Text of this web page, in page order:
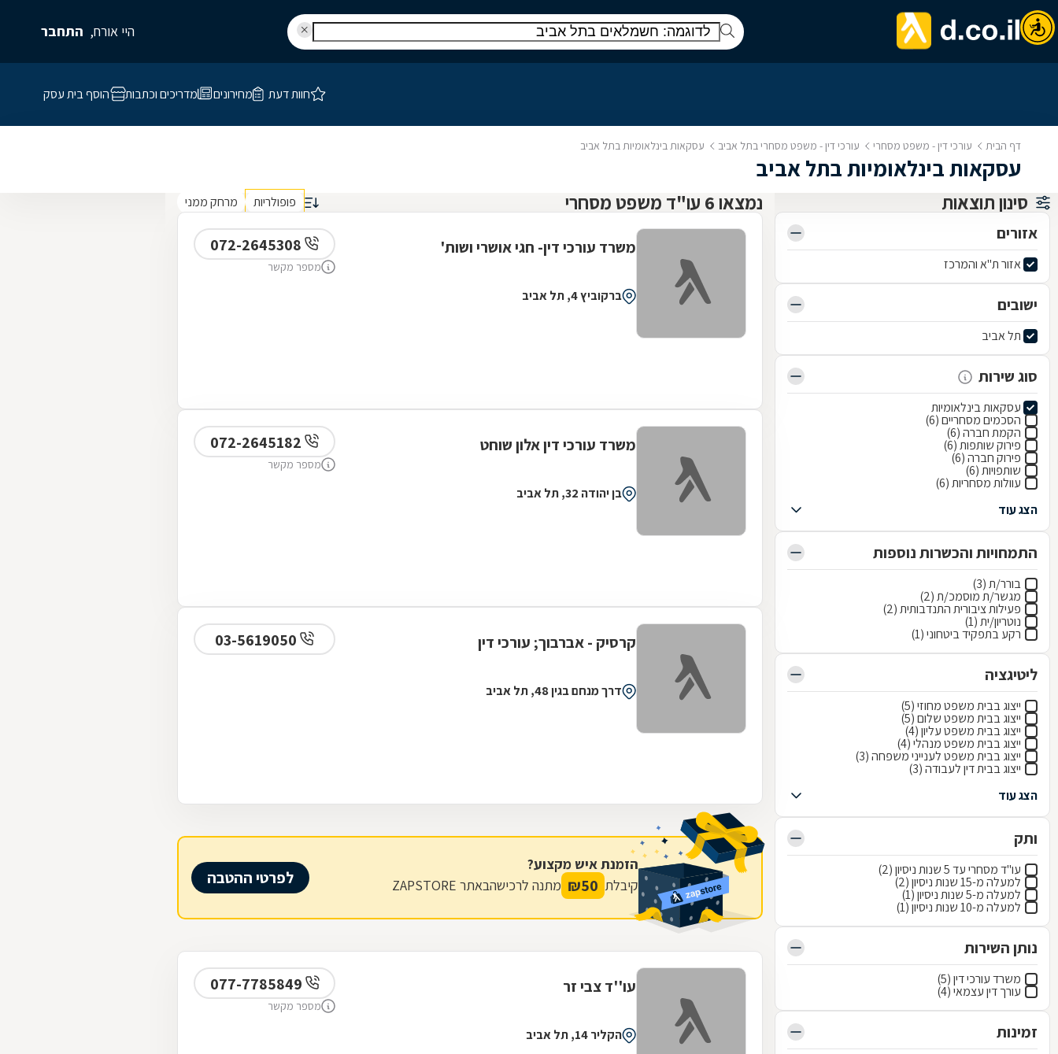
היי אורח, התחבר
חוות דעת מחירונים מדריכים וכתבות הוסף בית עסק
דף הבית עורכי דין - משפט מסחרי עורכי דין - משפט מסחרי בתל אביב עסקאות בינלאומיות בתל אביב
עסקאות בינלאומיות בתל אביב
סינון תוצאות
אזורים
אזור ת"א והמרכז
ישובים
תל אביב
סוג שירות
עסקאות בינלאומיות
הסכמים מסחריים (6)
הקמת חברה (6)
פירוק שותפות (6)
פירוק חברה (6)
שותפויות (6)
עוולות מסחריות (6)
הצג עוד
התמחויות והכשרות נוספות
בורר/ת (3)
מגשר/ת מוסמכ/ת (2)
פעילות ציבורית התנדבותית (2)
נוטריון/ית (1)
רקע בתפקיד ביטחוני (1)
ליטיגציה
ייצוג בבית משפט מחוזי (5)
ייצוג בבית משפט שלום (5)
ייצוג בבית משפט עליון (4)
ייצוג בבית משפט מנהלי (4)
ייצוג בבית משפט לענייני משפחה (3)
ייצוג בבית דין לעבודה (3)
הצג עוד
ותק
עו"ד מסחרי עד 5 שנות ניסיון (2)
למעלה מ-15 שנות ניסיון (2)
למעלה מ-5 שנות ניסיון (1)
למעלה מ-10 שנות ניסיון (1)
נותן השירות
משרד עורכי דין (5)
עורך דין עצמאי (4)
זמינות
נמצאו 6 עו"ד משפט מסחרי פופולריות מרחק ממני
משרד עורכי דין- חגי אושרי ושות'
ברקוביץ 4, תל אביב
מספר מקשר
משרד עורכי דין אלון שוחט
בן יהודה 32, תל אביב
מספר מקשר
קרסיק - אברבוך; עורכי דין
דרך מנחם בגין 48, תל אביב
הזמנת איש מקצוע?
קיבלת 50
₪ מתנה לרכישהבאתר ZAPSTORE לפרטי ההטבה
עו''ד צבי זר
הקליר 14, תל אביב
מספר מקשר